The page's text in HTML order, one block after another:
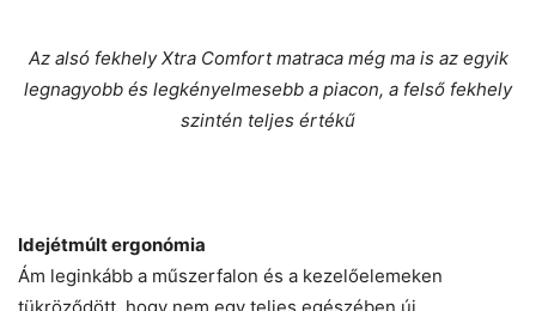
Az alsó fekhely Xtra Comfort matraca még ma is az egyik
legnagyobb és legkényelmesebb a piacon, a felső fekhely
szintén teljes értékű
Idejétmúlt ergonómia
Ám leginkább a műszerfalon és a kezelőelemeken
tükröződött, hogy nem egy teljes egészében új